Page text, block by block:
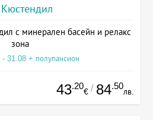
Кюстендил
с минерален басейн и релакс
зона
- 31.08 + полупансион
43.20
€ / 84.50
лв.